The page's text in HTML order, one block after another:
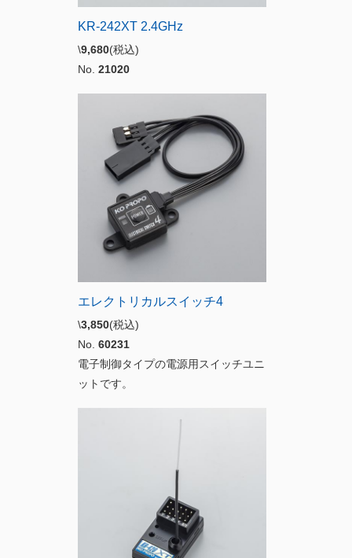
KR-242XT 2.4GHz
\9,680(税込)
No. 21020
エレクトリカルスイッチ4
\3,850(税込)
No. 60231
電子制御タイプの電源用スイッチユニ
ットです。